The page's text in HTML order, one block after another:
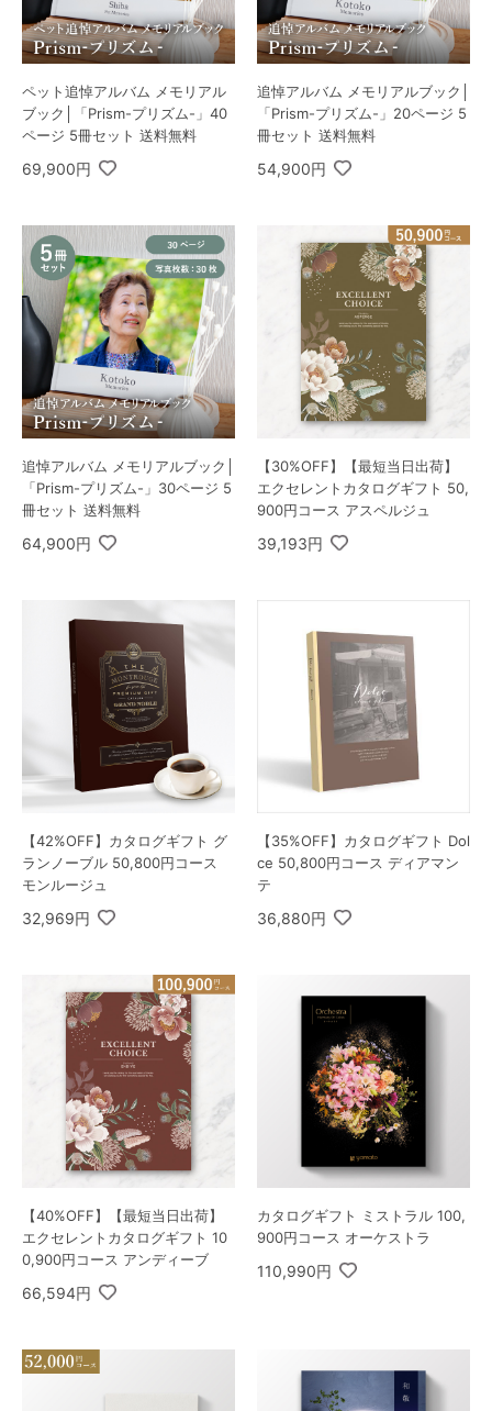
ペット追悼アルバム メモリアル
ブック│「Prism-プリズム-」40
ページ 5冊セット 送料無料
69,900円
追悼アルバム メモリアルブック│
「Prism-プリズム-」20ページ 5
冊セット 送料無料
54,900円
追悼アルバム メモリアルブック│
「Prism-プリズム-」30ページ 5
冊セット 送料無料
64,900円
【30%OFF】【最短当日出荷】
エクセレントカタログギフト 50,
900円コース アスペルジュ
39,193円
【42%OFF】カタログギフト グ
ランノーブル 50,800円コース
モンルージュ
32,969円
【35%OFF】カタログギフト Dol
ce 50,800円コース ディアマン
テ
36,880円
【40%OFF】【最短当日出荷】
エクセレントカタログギフト 10
0,900円コース アンディーブ
66,594円
カタログギフト ミストラル 100,
900円コース オーケストラ
110,990円